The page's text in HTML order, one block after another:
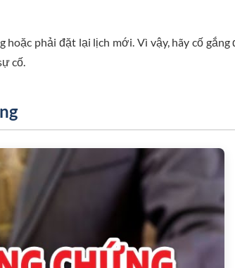
phải đặt lại lịch mới. Vì vậy, hãy cố gắng
cố.